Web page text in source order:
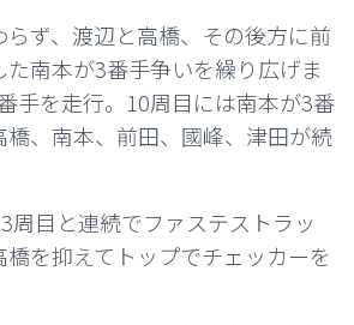
らず、渡辺と高橋、その後方に前
南本が3番手争いを繰り広げま
手を走行。10周目には南本が3番
、南本、前田、國峰、津田が続
周目と連続でファステストラッ
を抑えてトップでチェッカーを